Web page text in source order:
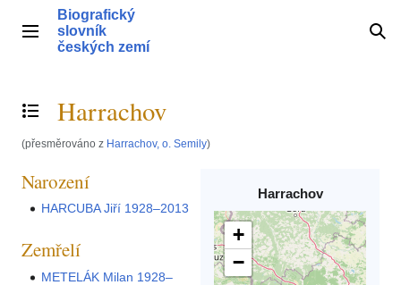
obsahHlavní menu
Biografický
slovník
českých zemí
Přepnout obsah
Harrachov
(přesměrováno z Harrachov, o. Semily)
Harrachov
+
−
Narození
HARCUBA Jiří 1928–2013
Zemřelí
METELÁK Milan 1928–